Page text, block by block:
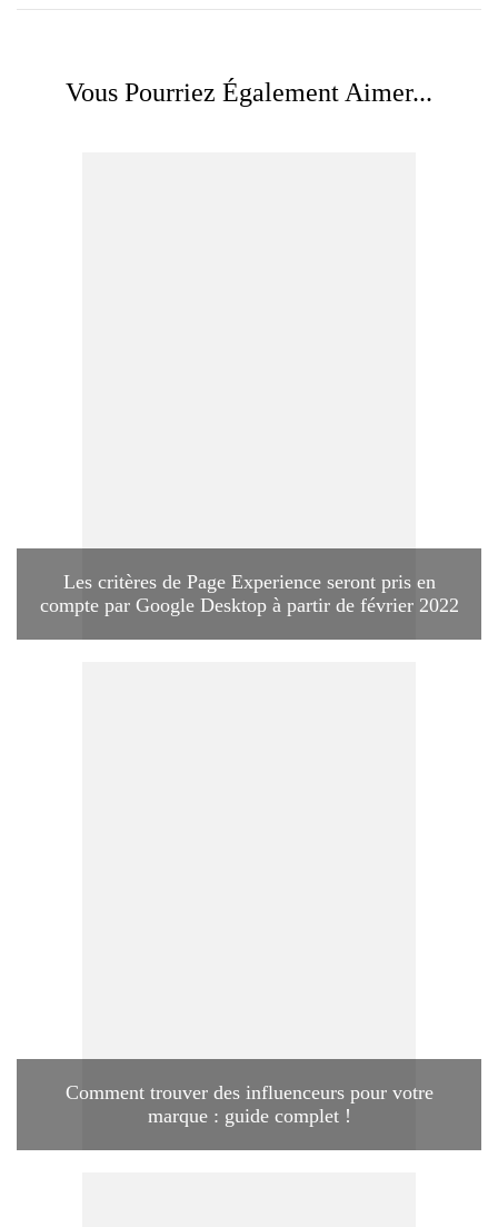
Vous Pourriez Également Aimer...
Les critères de Page Experience seront pris en
compte par Google Desktop à partir de février 2022
Comment trouver des influenceurs pour votre
marque : guide complet !